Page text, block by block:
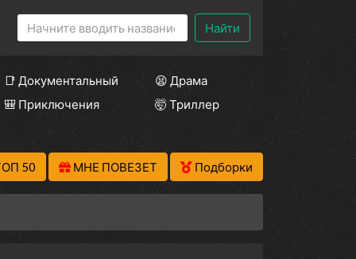
Найти
📑 Документальный
😫 Драма
🎒 Приключения
🤯 Триллер
50 МНЕ ПОВЕЗЕТ Подборки